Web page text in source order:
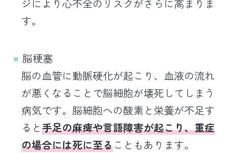
ジにより心不全のリスクがさらに高まりま
す。
脳梗塞
脳の血管に動脈硬化が起こり、血液の流れ
が悪くなることで脳細胞が壊死してしまう
病気です。脳細胞への酸素と栄養が不足す
ると手足の麻痺や言語障害が起こり、重症
の場合には死に至ることもあります。